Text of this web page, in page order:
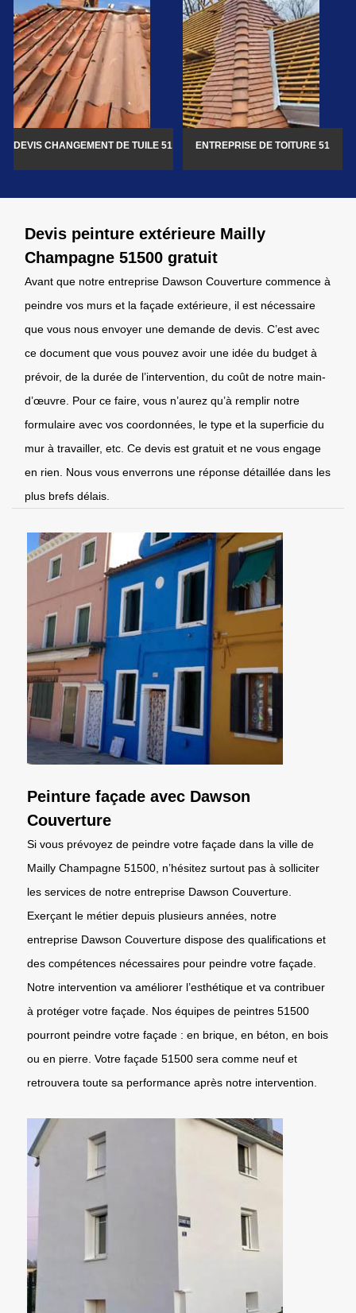
DEVIS CHANGEMENT DE TUILE 51 ENTREPRISE DE TOITURE 51
Devis peinture extérieure Mailly
Champagne 51500 gratuit
Avant que notre entreprise Dawson Couverture commence à
peindre vos murs et la façade extérieure, il est nécessaire
que vous nous envoyer une demande de devis. C’est avec
ce document que vous pouvez avoir une idée du budget à
prévoir, de la durée de l’intervention, du coût de notre main-
d’œuvre. Pour ce faire, vous n’aurez qu’à remplir notre
formulaire avec vos coordonnées, le type et la superficie du
mur à travailler, etc. Ce devis est gratuit et ne vous engage
en rien. Nous vous enverrons une réponse détaillée dans les
plus brefs délais.
Peinture façade avec Dawson
Couverture
Si vous prévoyez de peindre votre façade dans la ville de
Mailly Champagne 51500, n’hésitez surtout pas à solliciter
les services de notre entreprise Dawson Couverture.
Exerçant le métier depuis plusieurs années, notre
entreprise Dawson Couverture dispose des qualifications et
des compétences nécessaires pour peindre votre façade.
Notre intervention va améliorer l’esthétique et va contribuer
à protéger votre façade. Nos équipes de peintres 51500
pourront peindre votre façade : en brique, en béton, en bois
ou en pierre. Votre façade 51500 sera comme neuf et
retrouvera toute sa performance après notre intervention.